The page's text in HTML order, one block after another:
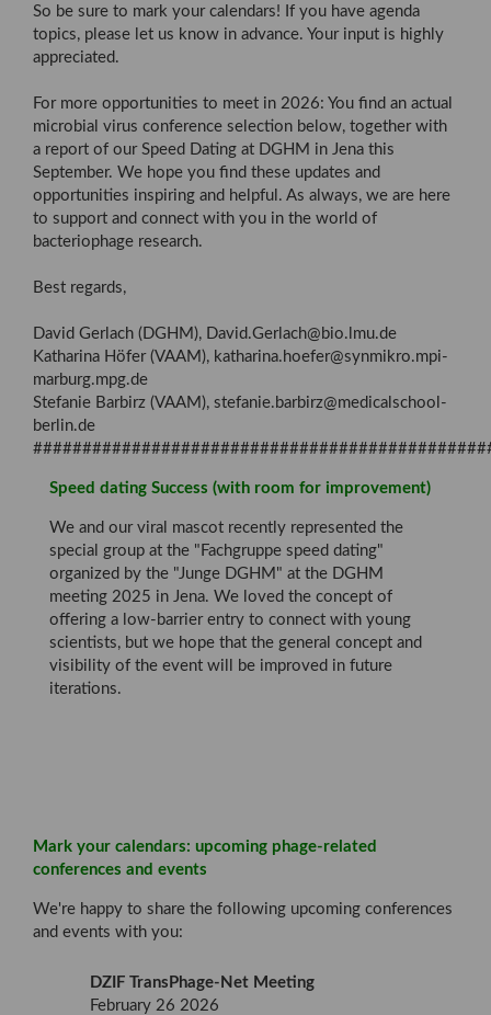
So be sure to mark your calendars! If you have agenda
topics, please let us know in advance. Your input is highly
appreciated.
For more opportunities to meet in 2026: You find an actual
microbial virus conference selection below, together with
a report of our Speed Dating at DGHM in Jena this
September. We hope you find these updates and
opportunities inspiring and helpful. As always, we are here
to support and connect with you in the world of
bacteriophage research.
Best regards,
David Gerlach (DGHM), David.Gerlach@bio.lmu.de
Katharina Höfer (VAAM), katharina.hoefer@synmikro.mpi-
marburg.mpg.de
Stefanie Barbirz (VAAM), stefanie.barbirz@medicalschool-
berlin.de
Speed dating Success (with room for improvement)
We and our viral mascot recently represented the
special group at the "Fachgruppe speed dating"
organized by the "Junge DGHM" at the DGHM
meeting 2025 in Jena. We loved the concept of
offering a low-barrier entry to connect with young
scientists, but we hope that the general concept and
visibility of the event will be improved in future
iterations.
Mark your calendars: upcoming phage-related
conferences and events
We're happy to share the following upcoming conferences
and events with you:
DZIF TransPhage-Net Meeting
February 26 2026